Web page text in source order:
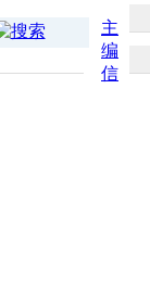
主
编
信